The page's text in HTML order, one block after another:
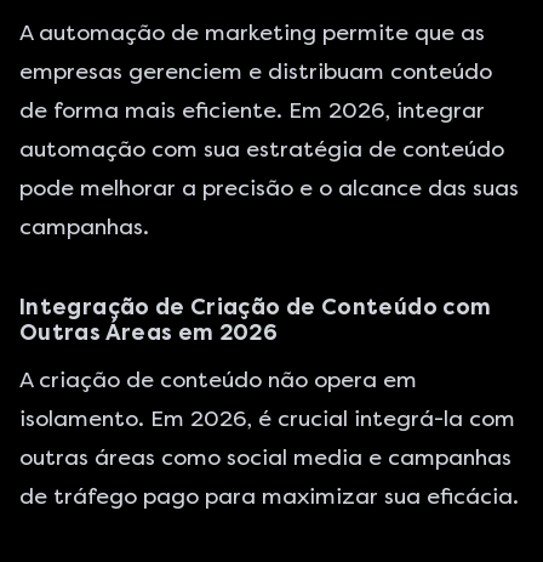
A automação de marketing permite que as
empresas gerenciem e distribuam conteúdo
de forma mais eficiente. Em 2026, integrar
automação com sua estratégia de conteúdo
pode melhorar a precisão e o alcance das suas
campanhas.
Integração de Criação de Conteúdo com
Outras Áreas em 2026
A criação de conteúdo não opera em
isolamento. Em 2026, é crucial integrá-la com
outras áreas como social media e campanhas
de tráfego pago para maximizar sua eficácia.